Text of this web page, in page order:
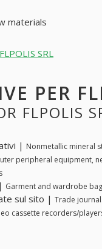
materials
SRL
PER
FLPOLIS
| Nonmetallic mineral
peripheral equipment,
Garment and wardrobe
sul sito | Trade
cassette recorders/